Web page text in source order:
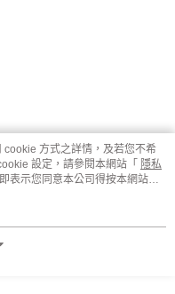
方式之詳情，及若您不希
設定，請參閱本網站「 隱私
表示您同意本公司得按本網站使